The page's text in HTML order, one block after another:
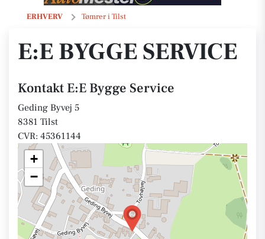
ERHVERV Tømrer i Tilst
E:E Bygge Service
E:E BYGGE SERVICE
Kontakt E:E Bygge Service
Geding Byvej 5
8381 Tilst
CVR: 45361144
+
−